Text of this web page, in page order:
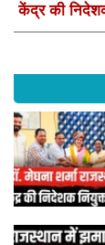
केंद्र की